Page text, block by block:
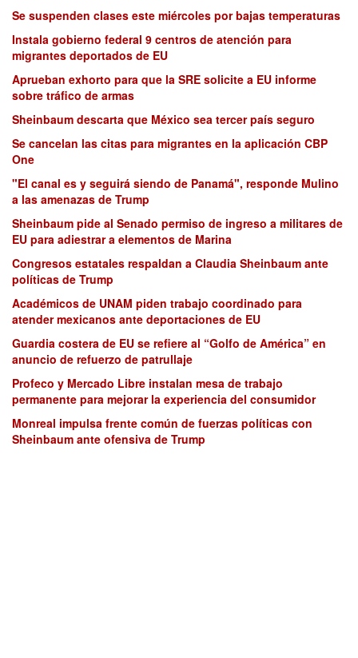
Se suspenden clases este miércoles por bajas temperaturas
Instala gobierno federal 9 centros de atención para
migrantes deportados de EU
Aprueban exhorto para que la SRE solicite a EU informe
sobre tráfico de armas
Sheinbaum descarta que México sea tercer país seguro
Se cancelan las citas para migrantes en la aplicación CBP
One
"El canal es y seguirá siendo de Panamá", responde Mulino
a las amenazas de Trump
Sheinbaum pide al Senado permiso de ingreso a militares de
EU para adiestrar a elementos de Marina
Congresos estatales respaldan a Claudia Sheinbaum ante
políticas de Trump
Académicos de UNAM piden trabajo coordinado para
atender mexicanos ante deportaciones de EU
Guardia costera de EU se refiere al “Golfo de América” en
anuncio de refuerzo de patrullaje
Profeco y Mercado Libre instalan mesa de trabajo
permanente para mejorar la experiencia del consumidor
Monreal impulsa frente común de fuerzas políticas con
Sheinbaum ante ofensiva de Trump